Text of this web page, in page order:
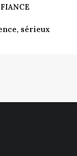
sérieux